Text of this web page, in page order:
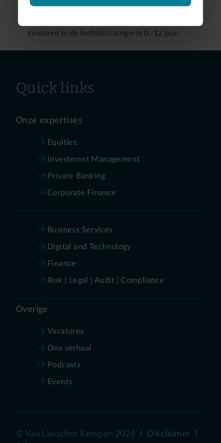
uit te laten betalen.
kinderen in de leeftijdscategorie 0 -12 jaar.
Quick links
Onze expertises
Equities
Investment Management
Private Banking
Corporate Finance
Business Services
Digital and Technology
Finance
Risk | Legal | Audit | Compliance
Overige
Vacatures
Ons verhaal
Podcasts
Events
©Van Lanschot Kempen 2026
Disclaimer